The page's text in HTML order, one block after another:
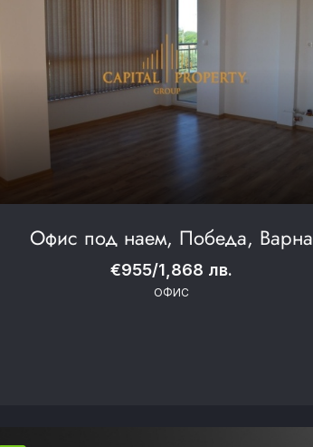
Офис под наем, Победа, Варна
€955/1,868 лв.
ОФИС